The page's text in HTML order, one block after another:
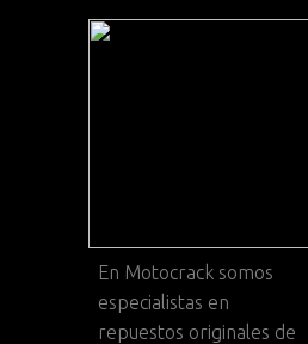
En Motocrack somos
especialistas en
repuestos originales de